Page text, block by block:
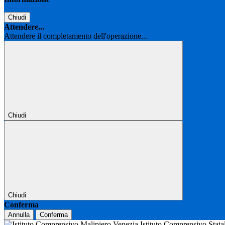
Chiudi
Attendere...
Attendere il completamento dell'operazione...
Chiudi
Chiudi
Conferma
Annulla Conferma